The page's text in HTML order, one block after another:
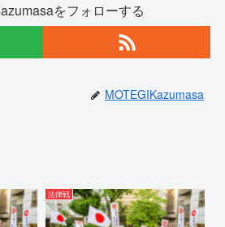
をフォローする
MOTEGIKazumasa
法律戦